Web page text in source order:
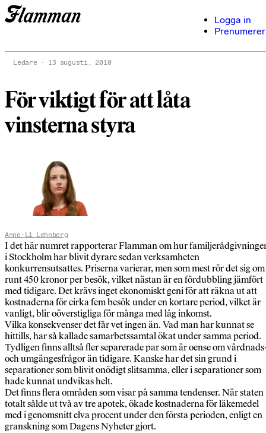
Logga in
Ledare 13 augusti, 2010
För viktigt för att låta
vinsterna styra
Anne-Li Lehnberg
I det här numret rapporterar Flamman om hur
i Stockholm har blivit dyrare sedan verksamheten
konkurrensutsattes. Priserna varierar, men som mest rör det sig om
runt 450 kronor per besök, vilket nästan är en fördubbling jämfört
med tidigare. Det krävs inget ekonomiskt geni för att räkna ut att
kostnaderna för cirka fem besök under en kortare period, vilket är
vanligt, blir oöverstigliga för många med låg inkomst.
Vilka konsekvenser det får vet ingen än. Vad man har kunnat se
hittills, har så kallade samarbetssamtal ökat under samma period.
Tydligen finns alltså fler separerade par som är oense om
och umgängesfrågor än tidigare. Kanske har det sin grund i
separationer som blivit onödigt slitsamma, eller i separationer som
hade kunnat undvikas helt.
Det finns flera områden som visar på samma tendenser. När staten
totalt sålde ut två av tre apotek, ökade kostnaderna för läkemedel
med i genomsnitt elva procent under den första perioden, enligt en
granskning som Dagens Nyheter gjort.